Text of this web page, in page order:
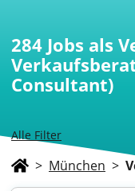
Alle Filter
284 Jobs als
Consultant)
> München >